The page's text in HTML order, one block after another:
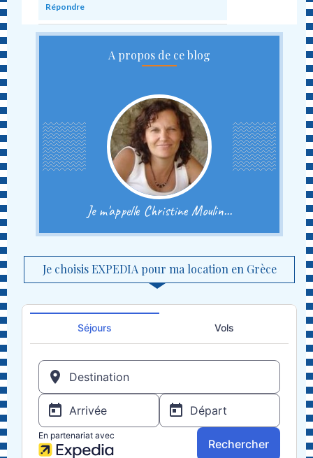
Répondre
A propos de ce blog
Je m'appelle Christine Moulin...
Je choisis EXPEDIA pour ma location en Grèce